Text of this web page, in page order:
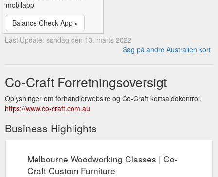
mobilapp
Balance Check App »
Last Update: søndag den 13. marts 2022
Søg på andre Australien kort
Co-Craft Forretningsoversigt
Oplysninger om forhandlerwebsite og Co-Craft kortsaldokontrol.
https://www.co-craft.com.au
Business Highlights
Melbourne Woodworking Classes | Co-
Craft Custom Furniture